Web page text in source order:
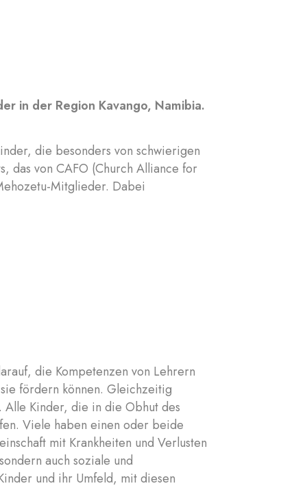
in der Region Kavango, Namibia.
die besonders von schwierigen
das von CAFO (Church Alliance for
Mitglieder. Dabei
die Kompetenzen von Lehrern
fördern können. Gleichzeitig
Alle Kinder, die in die Obhut des
Viele haben einen oder beide
mit Krankheiten und Verlusten
auch soziale und
und ihr Umfeld, mit diesen